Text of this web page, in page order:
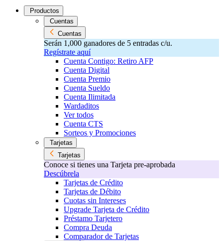
Productos
Cuentas
Cuentas
Serán 1,000 ganadores de 5 entradas c/u.
Regístrate aquí
Cuenta Contigo: Retiro AFP
Cuenta Digital
Cuenta Premio
Cuenta Sueldo
Cuenta Ilimitada
Wardaditos
Ver todos
Cuenta CTS
Sorteos y Promociones
Tarjetas
Tarjetas
Conoce si tienes una Tarjeta pre-aprobada
Descúbrela
Tarjetas de Crédito
Tarjetas de Débito
Cuotas sin Intereses
Upgrade Tarjeta de Crédito
Préstamo Tarjetero
Compra Deuda
Comparador de Tarjetas